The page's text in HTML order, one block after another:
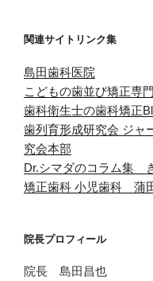
関連サイトリンク集
島田歯科医院
こどもの歯並び矯正専
歯科衛生士の歯科矯正
歯列育形成研究会 ジャ
究会本部
Dr.シマダのコラム集
矯正歯科 小児歯科 蒲
院長プロフィール
院長 島田昌也